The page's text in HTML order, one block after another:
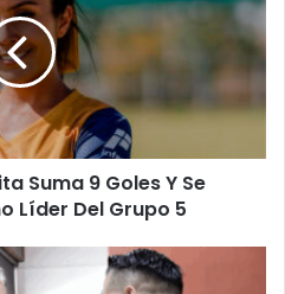
Suma 9 Goles Y Se
Líder Del Grupo 5